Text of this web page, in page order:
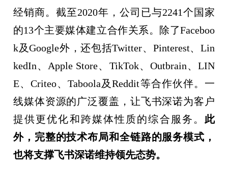
经销商。截至2020年，公司已与2241个国家
的13个主要媒体建立合作关系。除了Faceboo
k及Google外，还包括Twitter、Pinterest、Lin
kedIn、Apple Store、TikTok、Outbrain、LIN
E、Criteo、Taboola及Reddit等合作伙伴。一
线媒体资源的广泛覆盖，让飞书深诺为客户
提供更优化和跨媒体性质的综合服务。 此
外，完整的技术布局和全链路的服务模式，
也将支撑飞书深诺维持领先态势。